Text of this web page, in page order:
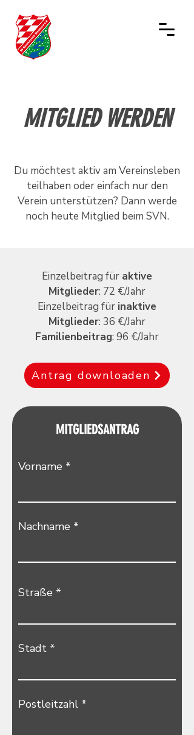
MITGLIED WERDEN
Du möchtest aktiv am Vereinsleben
teilhaben oder einfach nur den
Verein unterstützen? Dann werde
noch heute Mitglied beim SVN.
Einzelbeitrag für aktive
Mitglieder: 72 €/Jahr
Einzelbeitrag für inaktive
Mitglieder: 36 €/Jahr
Familienbeitrag: 96 €/Jahr
Antrag downloaden
MITGLIEDSANTRAG
Vorname
Nachname
Straße
Stadt
Postleitzahl